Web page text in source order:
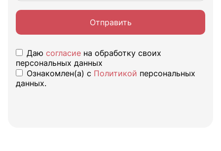
Отправить
Даю согласие на обработку своих
персональных данных
Ознакомлен(а) с Политикой персональных
данных.